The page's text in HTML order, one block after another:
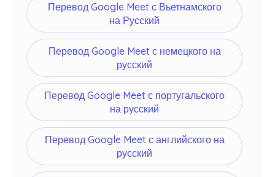
Перевод Google Meet с Вьетнамского
на Русский
Перевод Google Meet с немецкого на
русский
Перевод Google Meet с португальского
на русский
Перевод Google Meet с английского на
русский